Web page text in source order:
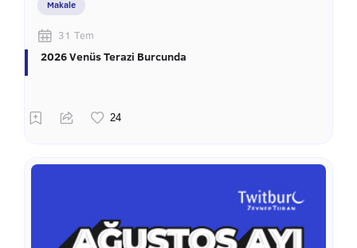
Makale
31 Tem
2026 Venüs Terazi Burcunda